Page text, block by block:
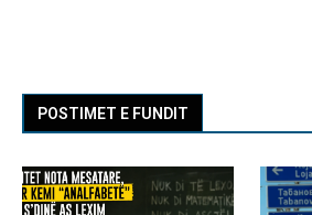
POSTIMET E FUNDIT